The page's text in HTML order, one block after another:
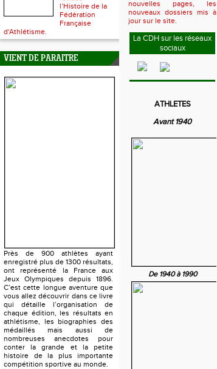
l’Histoire de la
Fédération
Française
d'Athlétisme.
VIENT DE PARAITRE
Près de 900 athlètes ayant
enregistré plus de 1300 résultats,
ont représenté la France aux
Jeux Olympiques depuis 1896.
C’est cette longue aventure que
vous allez découvrir dans ce livre
qui détaille l’organisation de
chaque édition, les résultats en
athlétisme, les biographies des
médaillés mais aussi de
nombreuses anecdotes pour
conter la grande et la petite
histoire de la plus importante
compétition sportive au monde.
nouvelles pages, les
nouveaux dossiers mis à
jour sur le site.
La CDH sur les réseaux
sociaux
ATHLETES
Avant 1940
De 1940 à 1990